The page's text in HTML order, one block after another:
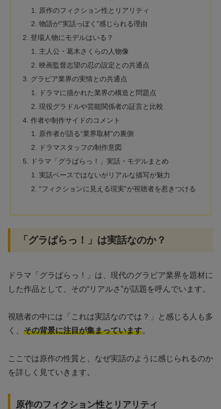
原作のフィクション性とリアリティ
物語が“実話っぽく”感じられる理由
登場人物にモデルはいる？
主人公・葛木さくらの人物像
映画監督志望の忍の設定との共通点
グラビア業界の実情との共通点
ドラマに描かれた業界の構造と問題点
現役グラドルや芸能関係者の証言と比較
作者や制作サイドのコメント
原作者が語る“業界取材”の裏側
ドラマスタッフの制作意図
ドラマ「グラぱらっ！」実話・モデルまとめ
実話ベースではないがリアルな描写が魅力
“フィクションに見える現実”が視聴者を惹きつける
「グラぱらっ！」は実話なのか？
ドラマ「グラぱらっ！」は、現代のグラビア業界を題材に
した作品として、その“リアルさ”が話題を呼んでいます。
視聴者の中には「これは実話なのでは？」と感じる人も多
く、 その背景に注目が集まっています。
ここでは原作の性質と、なぜ実話のように感じられるのか
を詳しく見ていきます。
原作のフィクション性とリアリティ